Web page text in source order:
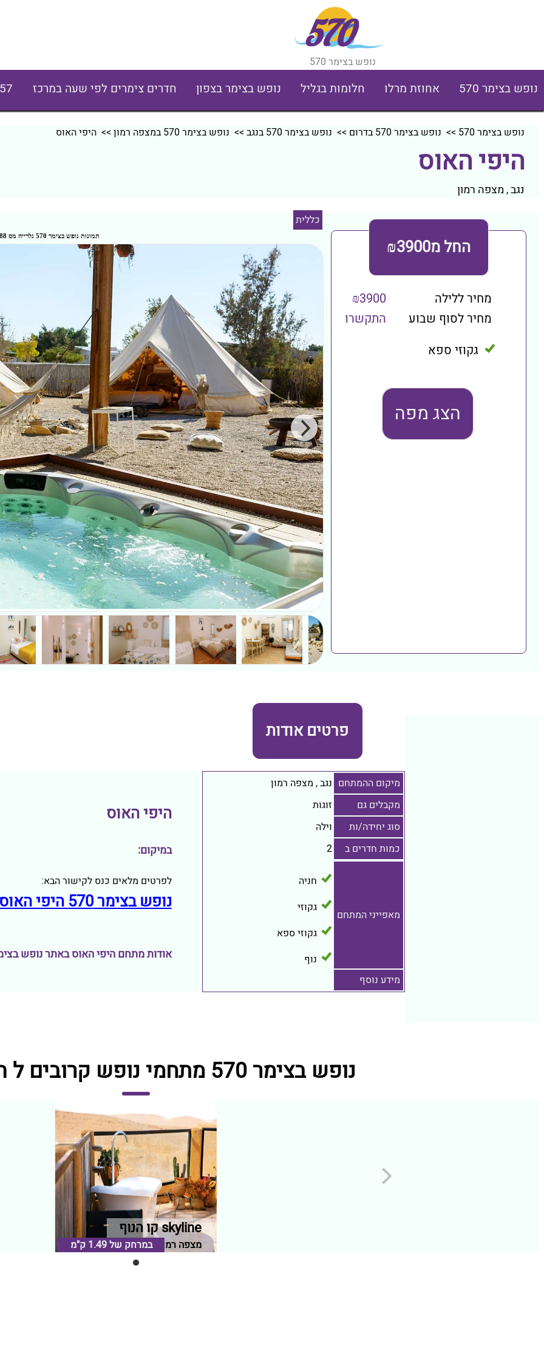
נופש בצימר 570
נופש בצימר 570 אחוזת מרלו חלומות בגליל נופש בצימר בצפון חדרים צימרים לפי שעה במרכז
נופש בצימר 570 >> נופש בצימר 570 בדרום >> נופש בצימר 570 בנגב >> נופש בצימר 570 במצפה רמון >> היפי האוס
היפי האוס
נגב, מצפה רמון
החל מ₪3900
מחיר ללילה
₪3900
מחיר לסוף שבוע
התקשרו
גקוזי ספא
הצג מפה
כללית
פרטים אודות
מיקום ההמתחם נגב, מצפה רמון
מקבלים גם
זוגות
סוג יחידה/ות
וילה
כמות חדרים ב
2
מאפייני המתחם
חניה
גקוזי
גקוזי ספא
נוף
מידע נוסף
היפי האוס
במיקום:
לפרטים מלאים כנס לקישור הבא:
נופש בצימר 570 היפי האוס
אודות מתחם היפי האוס באתר נופש בצימר
נופש בצימר 570 מתחמי נופש קרובים ל היפי האוס
skyline קו הנוף
מצפה רמון, נגבבמרחק של1.49 ק"מ